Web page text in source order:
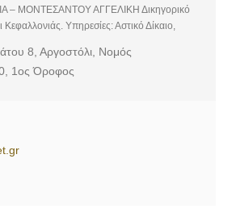
ΜΟΝΤΕΣΑΝΤΟΥ ΑΓΓΕΛΙΚΗ Δικηγορικό
Υπηρεσίες: Αστικό Δίκαιο,
Συμβάσεις, Εργατικές Διαφορές,
Κληρονομιά
8, Αργοστόλι, Νομός
1ος Όροφος